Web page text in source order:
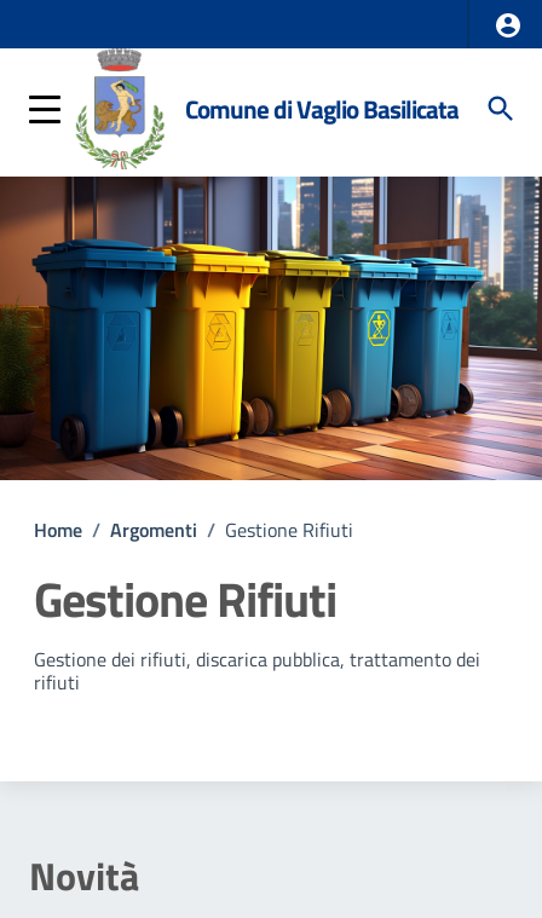
Comune di Vaglio Basilicata
Home / Argomenti / Gestione Rifiuti
Gestione Rifiuti
Dettagli della notizia
Gestione dei rifiuti, discarica pubblica, trattamento dei
rifiuti
Novità